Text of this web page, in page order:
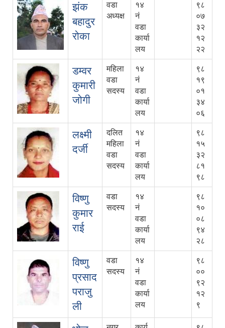
झंक
बहादुर
रोका
वडा
अध्यक्ष
१४
नं
वडा
कार्या
लय
९८
०७
३२
१२
२२
डम्वर
कुमारी
जोगी
महिला
वडा
सदस्य
१४
नं
वडा
कार्या
लय
९८
१९
०१
३४
०६
लक्ष्मी
दर्जी
दलित
महिला
वडा
सदस्य
१४
नं
वडा
कार्या
लय
९८
१५
३२
८१
९८
विष्णु
कुमार
राई
वडा
सदस्य
१४
नं
वडा
कार्या
लय
९८
१०
०८
९४
२८
विष्णु
प्रसाद
पराजु
ली
वडा
सदस्य
१४
नं
वडा
कार्या
लय
९८
००
९२
१२
९